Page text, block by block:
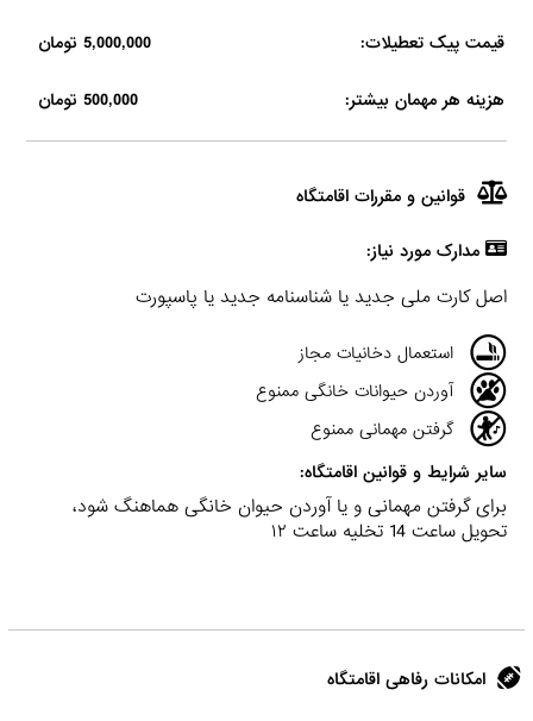
قیمت پیک تعطیلات: 5,000,000 تومان
هزینه هر مهمان بیشتر: 500,000 تومان
قوانین و مقررات اقامتگاه
مدارک مورد نیاز:
اصل کارت ملی جدید یا شناسنامه جدید یا پاسپورت
استعمال دخانیات مجاز
آوردن حیوانات خانگی ممنوع
گرفتن مهمانی ممنوع
سایر شرایط و قوانین اقامتگاه:
برای گرفتن مهمانی و یا آوردن حیوان خانگی هماهنگ شود،
تحویل ساعت 14 تخلیه ساعت ۱۲
امکانات رفاهی اقامتگاه